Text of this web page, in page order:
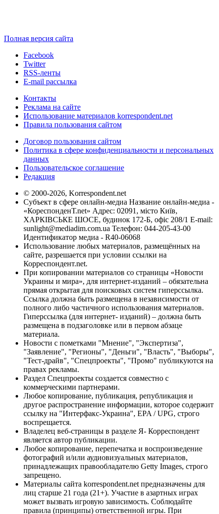
Полная версия сайта
Facebook
Twitter
RSS-ленты
E-mail рассылка
Контакты
Реклама на сайте
Использование материалов korrespondent.net
Правила пользования сайтом
Договор пользования сайтом
Политика в сфере конфиденциальности и персональных
данных
Пользовательское соглашение
Редакция
© 2000-2026, Korrespondent.net
Субъект в сфере онлайн-медиа Название онлайн-медиа -
«КореспонденТ.net» Адрес: 02091, місто Київ,
ХАРКІВСЬКЕ ШОСЕ, будинок 172-Б, офіс 208/1 E-mail:
sunlight@mediadim.com.ua Телефон: 044-205-43-00
Идентификатор медиа - R40-06068
Использование любых материалов, размещённых на
сайте, разрешается при условии ссылки на
Корреспондент.net.
При копировании материалов со страницы «Новости
Украины и мира», для интернет-изданий – обязательна
прямая открытая для поисковых систем гиперссылка.
Ссылка должна быть размещена в независимости от
полного либо частичного использования материалов.
Гиперссылка (для интернет- изданий) – должна быть
размещена в подзаголовке или в первом абзаце
материала.
Новости с пометками "Мнение", "Экспертиза",
"Заявление", "Регионы", "Деньги", "Власть", "Выборы",
"Тест-драйв", "Спецпроекты", "Промо" публикуются на
правах рекламы.
Раздел Спецпроекты создается совместно с
коммерческими партнерами.
Любое копирование, публикация, републикация и
другое распространение информации, которое содержит
ссылку на "Интерфакс-Украина", EPA / UPG, строго
воспрещается.
Владелец веб-страницы в разделе Я- Корреспондент
является автор публикации.
Любое копирование, перепечатка и воспроизведение
фотографий и/или аудиовизуальных материалов,
принадлежащих правообладателю Getty Images, строго
запрещено.
Материалы сайта korrespondent.net предназначены для
лиц старше 21 года (21+). Участие в азартных играх
может вызвать игровую зависимость. Соблюдайте
правила (принципы) ответственной игры. При